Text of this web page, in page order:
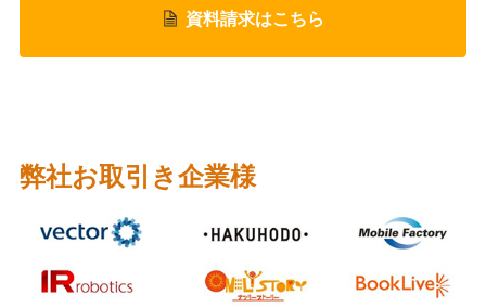
資料請求はこちら
弊社お取引き企業様